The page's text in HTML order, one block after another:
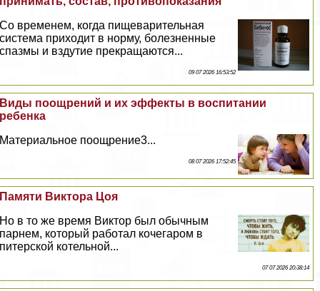
Со временем, когда пищеварительная
система приходит в норму, болезненные
спазмы и вздутие прекращаются...
09 07 2026 16:53:52
Виды поощрений и их эффекты в воспитании
ребенка
Материальное поощрение3...
08 07 2026 17:52:45
Памяти Виктора Цоя
Но в то же время Виктор был обычным
парнем, который работал кочегаром в
питерской котельной...
07 07 2026 20:38:14